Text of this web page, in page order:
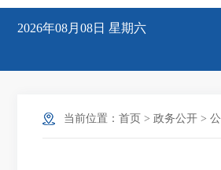
2026年08月08日 星期六
当前位置： 首页 > 政务公开 >